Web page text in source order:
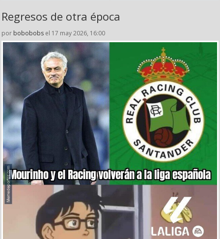
Regresos de otra época
por bobobobs el 17 may 2026, 16:00